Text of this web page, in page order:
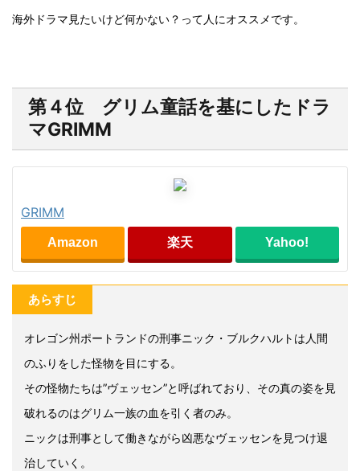
海外ドラマ見たいけど何かない？って人にオススメです。
第４位 グリム童話を基にしたドラ
マGRIMM
GRIMM
Amazon 楽天 Yahoo!
あらすじ
オレゴン州ポートランドの刑事ニック・ブルクハルトは人間
のふりをした怪物を目にする。
その怪物たちは”ヴェッセン”と呼ばれており、その真の姿を見
破れるのはグリム一族の血を引く者のみ。
ニックは刑事として働きながら凶悪なヴェッセンを見つけ退
治していく。